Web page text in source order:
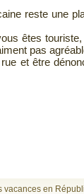
reste une
êtes
pas
et être
en